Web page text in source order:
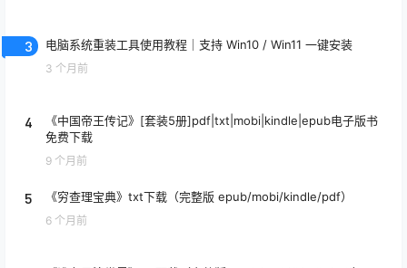
3 电脑系统重装工具使用教程｜支持 Win10 / Win11 一键安装
3 个月前
4
《中国帝王传记》[套装5册]pdf|txt|mobi|kindle|epub电子版书
免费下载
9 个月前
5 《穷查理宝典》txt下载（完整版 epub/mobi/kindle/pdf）
6 个月前